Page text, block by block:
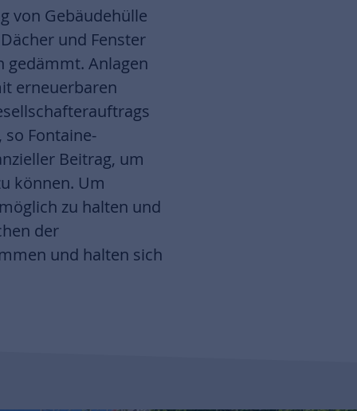
von Gebäudehülle
und Fenster
gedämmt. Anlagen
erneuerbaren
Fontaine-
Beitrag, um
können. Um
zu halten und
der
und halten sich